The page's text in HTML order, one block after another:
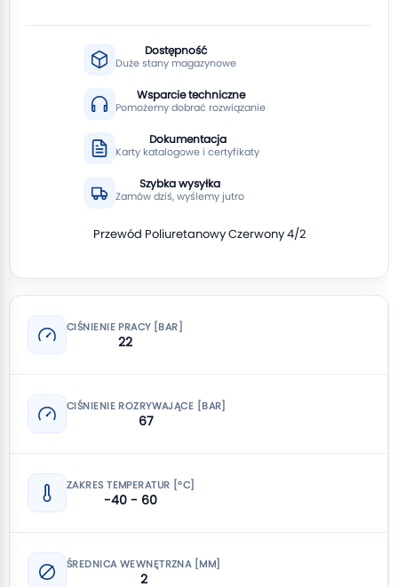
Dostępność
Duże stany magazynowe
Wsparcie techniczne
Pomożemy dobrać rozwiązanie
Dokumentacja
Karty katalogowe i certyfikaty
Szybka wysyłka
Zamów dziś, wyślemy jutro
Przewód Poliuretanowy Czerwony 4/2
CIŚNIENIE PRACY [BAR]
22
CIŚNIENIE ROZRYWAJĄCE [BAR]
67
ZAKRES TEMPERATUR [°C]
-40 - 60
ŚREDNICA WEWNĘTRZNA [MM]
2